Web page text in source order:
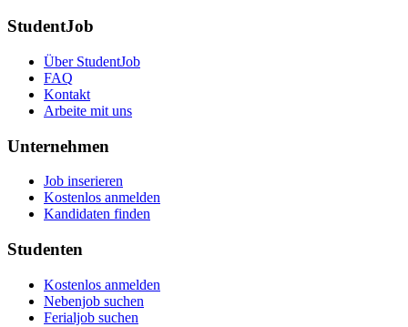
StudentJob
Über StudentJob
FAQ
Kontakt
Arbeite mit uns
Unternehmen
Job inserieren
Kostenlos anmelden
Kandidaten finden
Studenten
Kostenlos anmelden
Nebenjob suchen
Ferialjob suchen